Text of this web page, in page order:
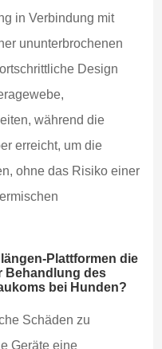
in Verbindung mit
ununterbrochenen
Design
während die
erreicht, um die
ohne das Risiko einer
Plattformen die
Behandlung des
bei Hunden?
Schäden zu
Geräte eine